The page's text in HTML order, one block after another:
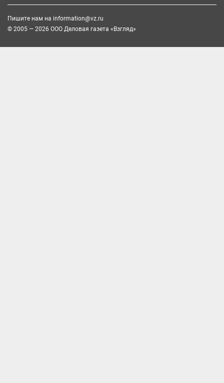
Пишите нам на information@vz.ru
© 2005 — 2026 ООО Деловая газета «Взгляд»